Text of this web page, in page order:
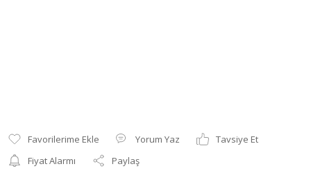
Yorum Yaz
Tavsiye Et
Fiyat Alarmı
Paylaş